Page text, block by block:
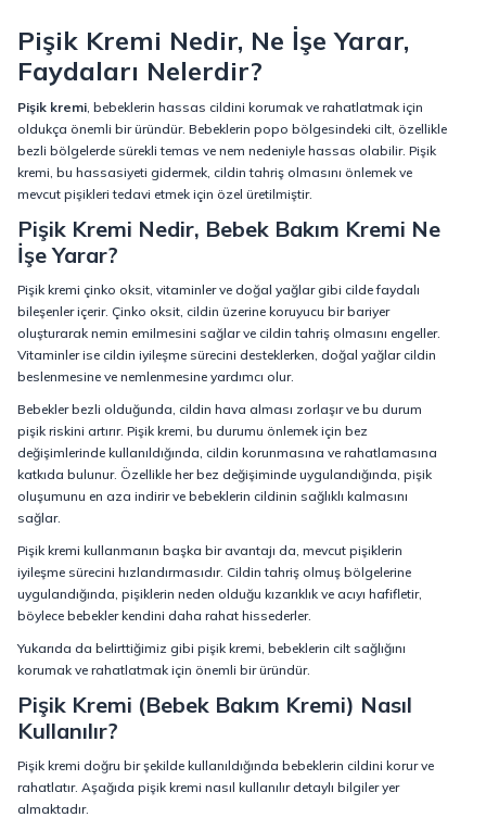
Pişik Kremi Nedir, Ne İşe Yarar,
Faydaları Nelerdir?
Pişik kremi, bebeklerin hassas cildini korumak ve rahatlatmak için
oldukça önemli bir üründür. Bebeklerin popo bölgesindeki cilt, özellikle
bezli bölgelerde sürekli temas ve nem nedeniyle hassas olabilir. Pişik
kremi, bu hassasiyeti gidermek, cildin tahriş olmasını önlemek ve
mevcut pişikleri tedavi etmek için özel üretilmiştir.
Pişik Kremi Nedir, Bebek Bakım Kremi Ne
İşe Yarar?
Pişik kremi çinko oksit, vitaminler ve doğal yağlar gibi cilde faydalı
bileşenler içerir. Çinko oksit, cildin üzerine koruyucu bir bariyer
oluşturarak nemin emilmesini sağlar ve cildin tahriş olmasını engeller.
Vitaminler ise cildin iyileşme sürecini desteklerken, doğal yağlar cildin
beslenmesine ve nemlenmesine yardımcı olur.
Bebekler bezli olduğunda, cildin hava alması zorlaşır ve bu durum
pişik riskini artırır. Pişik kremi, bu durumu önlemek için bez
değişimlerinde kullanıldığında, cildin korunmasına ve rahatlamasına
katkıda bulunur. Özellikle her bez değişiminde uygulandığında, pişik
oluşumunu en aza indirir ve bebeklerin cildinin sağlıklı kalmasını
sağlar.
Pişik kremi kullanmanın başka bir avantajı da, mevcut pişiklerin
iyileşme sürecini hızlandırmasıdır. Cildin tahriş olmuş bölgelerine
uygulandığında, pişiklerin neden olduğu kızarıklık ve acıyı hafifletir,
böylece bebekler kendini daha rahat hissederler.
Yukarıda da belirttiğimiz gibi pişik kremi, bebeklerin cilt sağlığını
korumak ve rahatlatmak için önemli bir üründür.
Pişik Kremi (Bebek Bakım Kremi) Nasıl
Kullanılır?
Pişik kremi doğru bir şekilde kullanıldığında bebeklerin cildini korur ve
rahatlatır. Aşağıda pişik kremi nasıl kullanılır detaylı bilgiler yer
almaktadır.